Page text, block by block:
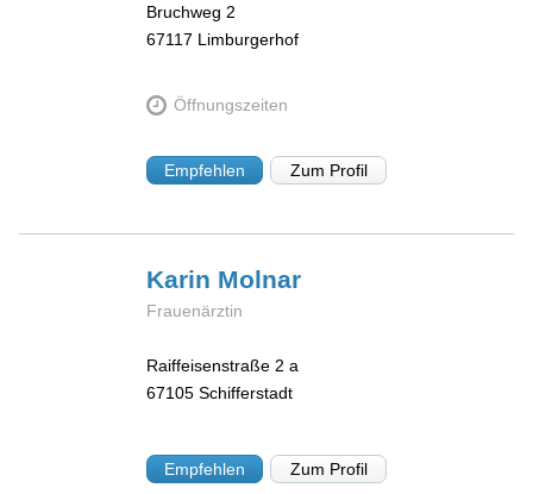
Bruchweg 2
67117 Limburgerhof
Öffnungszeiten
Empfehlen Zum Profil
Karin Molnar
Frauenärztin
Raiffeisenstraße 2 a
67105 Schifferstadt
Empfehlen Zum Profil